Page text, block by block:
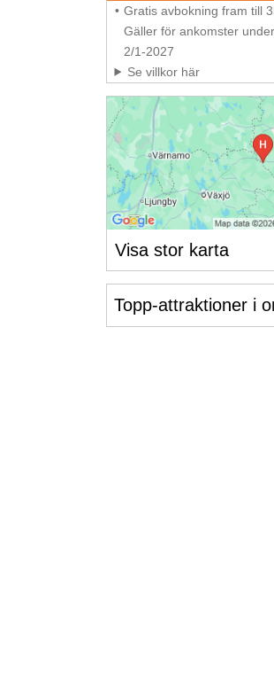
Gratis avbokning fram till
Gäller för ankomster
2/1-2027
Se villkor här
Visa stor karta
Topp-attraktioner i